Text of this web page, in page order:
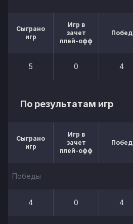
Сыграно
игр
Игр в
зачет
плей-офф
Побед
5 0 4
По результатам игр
Сыграно
игр
Игр в
зачет
плей-офф
Побед
Победы
4 0 4